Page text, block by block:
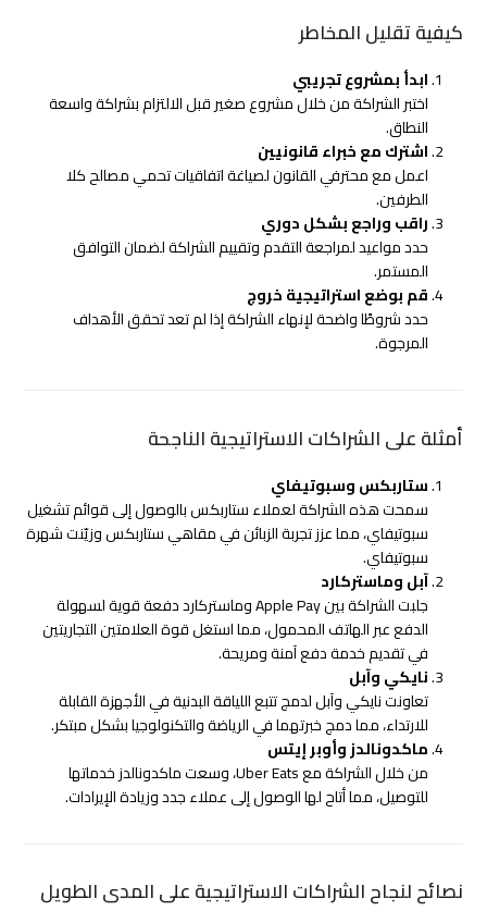
كيفية تقليل المخاطر
ابدأ بمشروع تجريبي
اختبر الشراكة من خلال مشروع صغير قبل الالتزام بشراكة واسعة
النطاق.
اشترك مع خبراء قانونيين
اعمل مع محترفي القانون لصياغة اتفاقيات تحمي مصالح كلا
الطرفين.
راقب وراجع بشكل دوري
حدد مواعيد لمراجعة التقدم وتقييم الشراكة لضمان التوافق
المستمر.
قم بوضع استراتيجية خروج
حدد شروطًا واضحة لإنهاء الشراكة إذا لم تعد تحقق الأهداف
المرجوة.
أمثلة على الشراكات الاستراتيجية الناجحة
ستاربكس وسبوتيفاي
سمحت هذه الشراكة لعملاء ستاربكس بالوصول إلى قوائم تشغيل
سبوتيفاي، مما عزز تجربة الزبائن في مقاهي ستاربكس وزيّنت شهرة
سبوتيفاي.
آبل وماستركارد
جلبت الشراكة بين Apple Pay وماستركارد دفعة قوية لسهولة
الدفع عبر الهاتف المحمول، مما استغل قوة العلامتين التجاريتين
في تقديم خدمة دفع آمنة ومريحة.
نايكي وآبل
تعاونت نايكي وآبل لدمج تتبع اللياقة البدنية في الأجهزة القابلة
للارتداء، مما دمج خبرتهما في الرياضة والتكنولوجيا بشكل مبتكر.
ماكدونالدز وأوبر إيتس
من خلال الشراكة مع Uber Eats، وسعت ماكدونالدز خدماتها
للتوصيل، مما أتاح لها الوصول إلى عملاء جدد وزيادة الإيرادات.
نصائح لنجاح الشراكات الاستراتيجية على المدى الطويل